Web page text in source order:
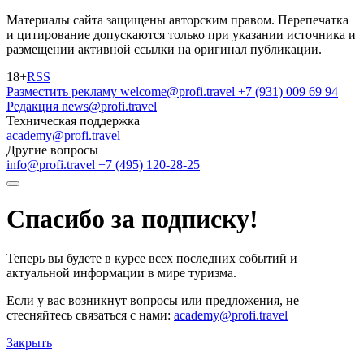
Материалы сайта защищены авторским правом. Перепечатка
и цитирование допускаются только при указании источника и
размещении активной ссылки на оригинал публикации.
18+RSS
Разместить рекламу welcome@profi.travel +7 (931) 009 69 94
Редакция news@profi.travel
Техническая поддержка
academy@profi.travel
Другие вопросы
info@profi.travel +7 (495) 120-28-25
Спасибо за подписку!
Теперь вы будете в курсе всех последних событий и
актуальной информации в мире туризма.
Если у вас возникнут вопросы или предложения, не
стесняйтесь связаться с нами: academy@profi.travel
Закрыть